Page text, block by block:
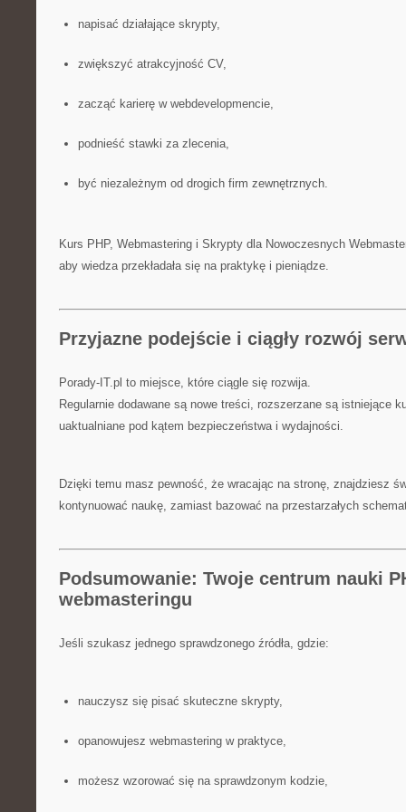
napisać działające skrypty,
zwiększyć atrakcyjność CV,
zacząć karierę w webdevelopmencie,
podnieść stawki za zlecenia,
być niezależnym od drogich firm zewnętrznych.
Kurs PHP, Webmastering i Skrypty dla Nowoczesnych
aby wiedza przekładała się na praktykę i pieniądze.
Przyjazne podejście i ciągły rozwój
Porady-IT.pl to miejsce, które ciągle się rozwija.
Regularnie dodawane są nowe treści, rozszerzane są istniejące
uaktualniane pod kątem bezpieczeństwa i wydajności.
Dzięki temu masz pewność, że wracając na stronę, znajdziesz
kontynuować naukę, zamiast bazować na przestarzałych
Podsumowanie: Twoje centrum nauki
webmasteringu
Jeśli szukasz jednego sprawdzonego źródła, gdzie:
nauczysz się pisać skuteczne skrypty,
opanowujesz webmastering w praktyce,
możesz wzorować się na sprawdzonym kodzie,